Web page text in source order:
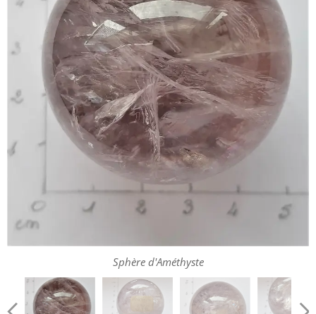
Sphère d'Améthyste
Sphère d'Améthyste
Sphère d'Améthyste
Sphère d'Améthyste
Sphère d'Améthyste
Sphère d'Améthyste